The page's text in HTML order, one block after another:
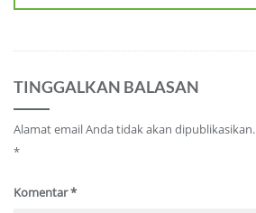
TINGGALKAN BALASAN
Alamat email Anda tidak akan dipublikasikan.
*
Komentar*